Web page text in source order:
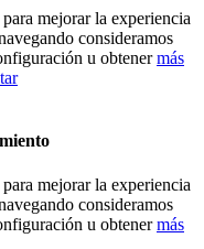
mejorar la experiencia
consideramos
u obtenermás
mejorar la experiencia
consideramos
u obtenermás